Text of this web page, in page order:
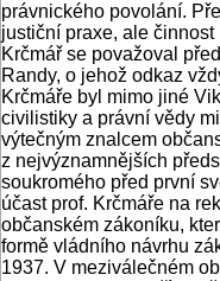
právnického povolání.
justiční praxe, ale
Krčmář se považoval
Randy, o jehož odkaz
Krčmáře byl mimo jiné
civilistiky a právní vědy
výtečným znalcem
z nejvýznamnějších
soukromého před první
účast prof. Krčmáře na
občanském zákoníku,
formě vládního návrhu
1937. V meziválečném